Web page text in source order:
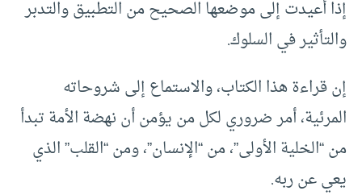
إذا أُعيدت إلى موضعها الصحيح من التطبيق والتدبر
والتأثير في السلوك.
إن قراءة هذا الكتاب، والاستماع إلى شروحاته
المرئية، أمر ضروري لكل من يؤمن أن نهضة الأمة تبدأ
من “الخلية الأولى”، من “الإنسان”، ومن “القلب” الذي
يعي عن ربه.